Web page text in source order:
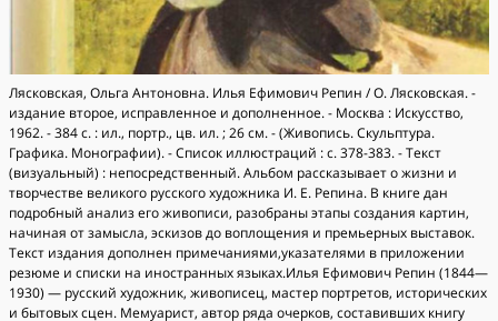
Лясковская, Ольга Антоновна. Илья Ефимович Репин / О. Лясковская. -
издание второе, исправленное и дополненное. - Москва : Искусство,
1962. - 384 с. : ил., портр., цв. ил. ; 26 см. - (Живопись. Скульптура.
Графика. Монографии). - Список иллюстраций : с. 378-383. - Текст
(визуальный) : непосредственный. Альбом рассказывает о жизни и
творчестве великого русского художника И. Е. Репина. В книге дан
подробный анализ его живописи, разобраны этапы создания картин,
начиная от замысла, эскизов до воплощения и премьерных выставок.
Текст издания дополнен примечаниями,указателями в приложении
резюме и списки на иностранных языках.Илья Ефимович Репин (1844—
1930) — русский художник, живописец, мастер портретов, исторических
и бытовых сцен. Мемуарист, автор ряда очерков, составивших книгу